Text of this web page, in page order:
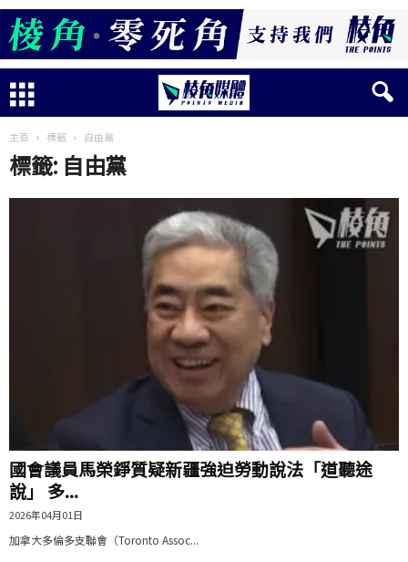
主頁 標籤 自由黨
標籤: 自由黨
國會議員馬榮錚質疑新疆強迫勞動說法「道聽途
說」 多...
2026年04月01日
加拿大多倫多支聯會（Toronto Assoc...